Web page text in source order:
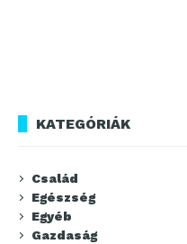
KATEGÓRIÁK
Család
Egészség
Egyéb
Gazdaság